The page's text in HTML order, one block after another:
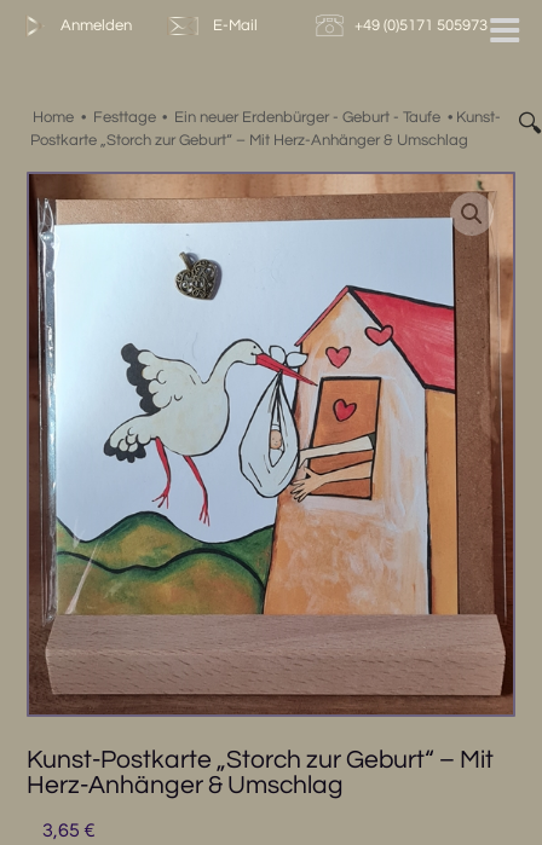
Zum
Anmelden E-Mail +49 (0)5171 505973
Home • Festtage • Ein neuer Erdenbürger - Geburt - Taufe • Kunst-
Postkarte „Storch zur Geburt“ – Mit Herz-Anhänger & Umschlag
🔍
Kunst-Postkarte „Storch zur Geburt“ – Mit
Herz-Anhänger & Umschlag
3,65 €